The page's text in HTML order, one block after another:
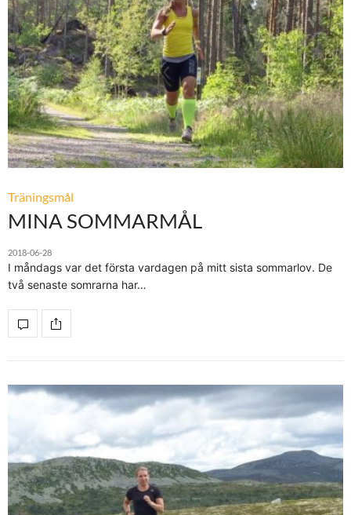
Träningsmål
MINA SOMMARMÅL
2018-06-28
I måndags var det första vardagen på mitt sista sommarlov. De
två senaste somrarna har…